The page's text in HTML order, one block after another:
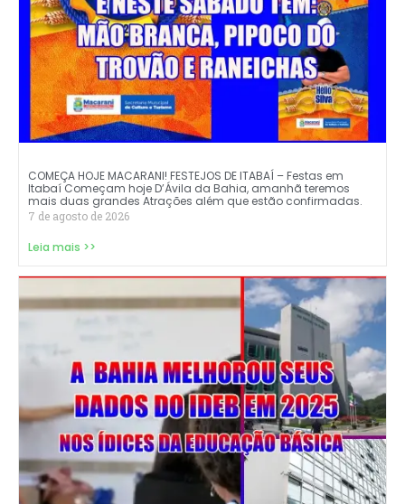
COMEÇA HOJE MACARANI! FESTEJOS DE ITABAÍ – Festas em
Itabaí Começam hoje D’Ávila da Bahia, amanhã teremos
mais duas grandes Atrações além que estão confirmadas.
7 de agosto de 2026
Leia mais >>